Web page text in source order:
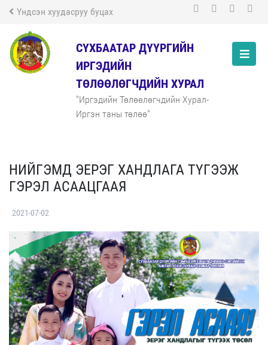
Үндсэн хуудасруу буцах
СҮХБААТАР ДҮҮРГИЙН
ИРГЭДИЙН
ТӨЛӨӨЛӨГЧДИЙН ХУРАЛ
"Иргэдийн Төлөөлөгчдийн Хурал-
Иргэн таны төлөө"
НИЙГЭМД ЭЕРЭГ ХАНДЛАГА ТҮГЭЭЖ
ГЭРЭЛ АСААЦГААЯ
2021-07-02